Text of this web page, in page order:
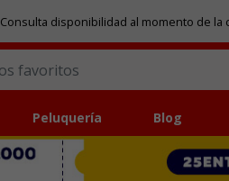
disponibilidad al momento de la
Peluquería Blog